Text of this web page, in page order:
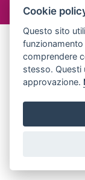
©2024
Cookie
Questo sito
comprendere
stesso. Questi
approvazione.